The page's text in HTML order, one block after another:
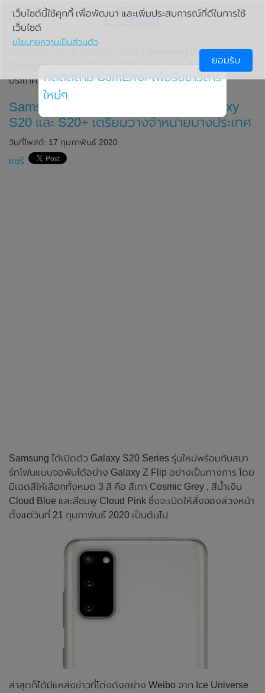
» Samsung ปล่อยสีใหม่ให้
Samsung Galaxy S20 และ S20+ เตรียมวางจำหน่ายบาง
ประเทศ
Samsung ปล่อยสีใหม่ให้ Samsung Galaxy
S20 และ S20+ เตรียมวางจำหน่ายบางประเทศ
วันที่โพสต์: 17 กุมภาพันธ์ 2020
แชร์
Samsung ได้เปิดตัว Galaxy S20 Series รุ่นใหม่พร้อมกับสมา
ร์ทโฟนแบบจอพับได้อย่าง Galaxy Z Flip อย่างเป็นทางการ โดย
มีเฉดสีให้เลือกทั้งหมด 3 สี คือ สีเทา Cosmic Grey , สีน้ำเงิน
Cloud Blue และสีชมพู Cloud Pink ซึ่งจะเปิดให้สั่งจองล่วงหน้า
ตั้งแต่วันที่ 21 กุมภาพันธ์ 2020 เป็นต้นไป
ล่าสุดก็ได้มีแหล่งข่าวที่โด่งดังอย่าง Weibo จาก Ice Universe
เว็บไซต์นี้ใช้คุกกี้ เพื่อพัฒนา และเพิ่มประสบการณ์ที่ดีในการใช้
เว็บไซต์
นโยบายความเป็นส่วนตัว
ยอมรับ
กดติดตาม ComError เพื่อรับข่าวสาร
ใหม่ๆ